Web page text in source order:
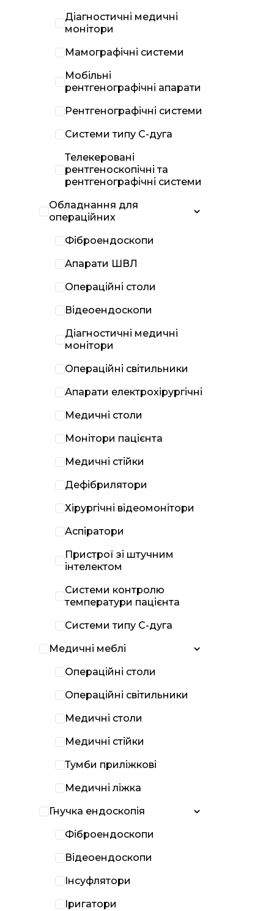
Діагностичні медичні
монітори
Мамографічні системи
Мобільні
рентгенографічні апарати
Рентгенографічні системи
Системи типу С-дуга
Телекеровані
рентгеноскопічні та
рентгенографічні системи
Обладнання для
операційних
Фіброендоскопи
Апарати ШВЛ
Операційні столи
Відеоендоскопи
Діагностичні медичні
монітори
Операційні світильники
Апарати електрохірургічні
Медичні столи
Монітори пацієнта
Медичні стійки
Дефібрилятори
Хірургічні відеомонітори
Аспіратори
Пристрої зі штучним
інтелектом
Системи контролю
температури пацієнта
Системи типу С-дуга
Медичні меблі
Операційні столи
Операційні світильники
Медичні столи
Медичні стійки
Тумби приліжкові
Медичні ліжка
Гнучка ендоскопія
Фіброендоскопи
Відеоендоскопи
Інсуфлятори
Іригатори